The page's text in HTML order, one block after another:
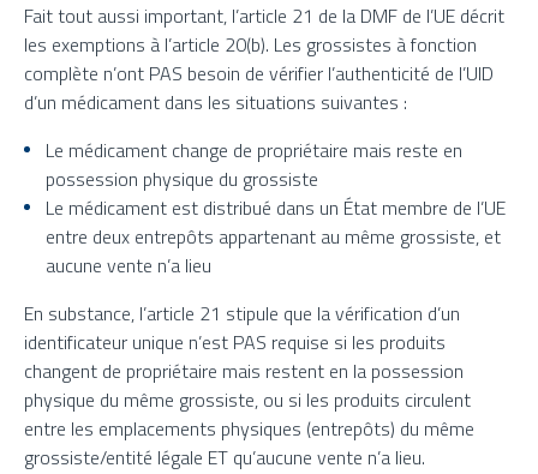
Fait tout aussi important, l’article 21 de la DMF de l’UE décrit
les exemptions à l’article 20(b). Les grossistes à fonction
complète n’ont PAS besoin de vérifier l’authenticité de l’UID
d’un médicament dans les situations suivantes :
Le médicament change de propriétaire mais reste en
possession physique du grossiste
Le médicament est distribué dans un État membre de l’UE
entre deux entrepôts appartenant au même grossiste, et
aucune vente n’a lieu
En substance, l’article 21 stipule que la vérification d’un
identificateur unique n’est PAS requise si les produits
changent de propriétaire mais restent en la possession
physique du même grossiste, ou si les produits circulent
entre les emplacements physiques (entrepôts) du même
grossiste/entité légale ET qu’aucune vente n’a lieu.